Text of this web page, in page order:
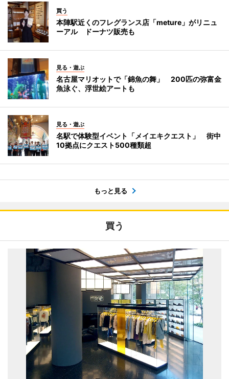
買う
本陣駅近くのフレグランス店「meture」がリニュ
ーアル ドーナツ販売も
見る・遊ぶ
名古屋マリオットで「錦魚の舞」 200匹の弥富金
魚泳ぐ、浮世絵アートも
見る・遊ぶ
名駅で体験型イベント「メイエキクエスト」 街中
10拠点にクエスト500種類超
もっと見る
買う